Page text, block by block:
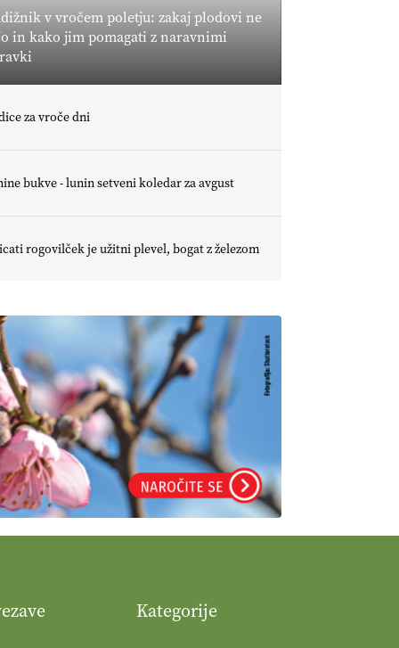
Pr' POLONI in
JURIJU
EKOloško =
ZEL
v vročem poletju: zakaj plodovi ne
in kako jim pomagati z naravnimi
za vroče dni
bukve - lunin setveni koledar za avgust
rogovilček je užitni plevel, bogat z železom
Kategorije